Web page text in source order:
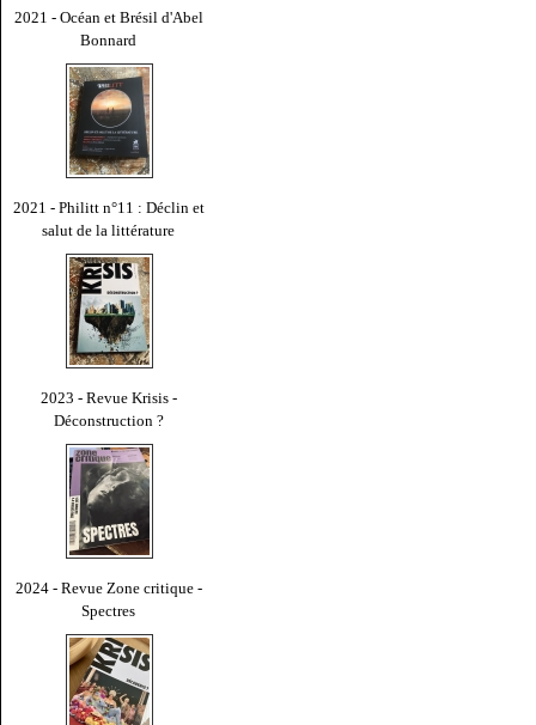
2021 - Océan et Brésil d'Abel
Bonnard
2021 - Philitt n°11 : Déclin et
salut de la littérature
2023 - Revue Krisis -
Déconstruction ?
2024 - Revue Zone critique -
Spectres